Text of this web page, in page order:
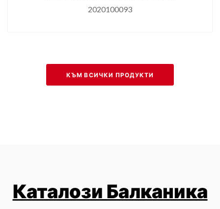
КЪМ ВСИЧКИ ПРОДУКТИ
Каталози Балканика